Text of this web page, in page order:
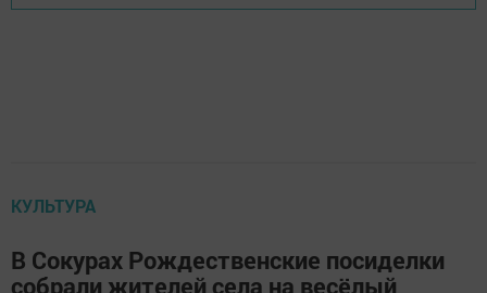
КУЛЬТУРА
В Сокурах Рождественские посиделки
собрали жителей села на весёлый